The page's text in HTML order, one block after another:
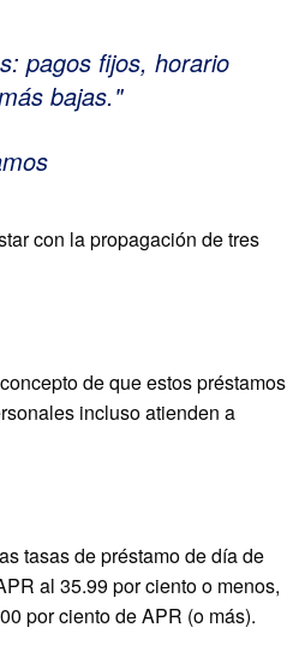
pagos fijos, horario
bajas.
con la propagación de tres
de que estos préstamos
incluso atienden a
tasas de préstamo de día de
al 35.99 por ciento o menos,
por ciento de APR (o más).